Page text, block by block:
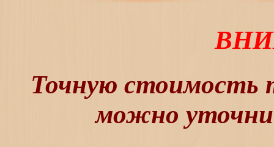
Точную стоимость
можно